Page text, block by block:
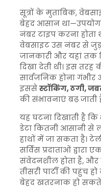
सूत्रों के मुताबिक,
बेहद आसान
नंबर टाइप करना
वेबसाइट उस नंबर से
जानकारी और यहां तक
दिखा देती थी। इस तरह
सार्वजनिक होना
इससेस्टॉकिंग, ठगी,
की संभावनाएं बढ़ जाती
यह घटना दिखाती है
डेटा कितनी आसानी से
हाथों में जा सकता है।
सर्विस प्रदाताओं द्वारा
संवेदनशील होता है,
तीसरी पार्टी की पहुंच
बेहद खतरनाक हो सकते